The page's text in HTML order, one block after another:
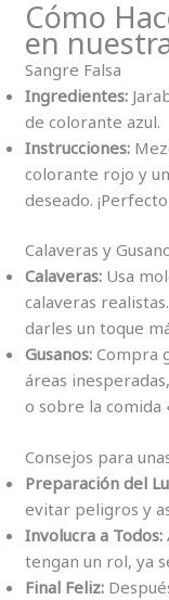
Cómo
en
Sangre Falsa
Ingredientes:
de colorante azul.
Instrucciones:
colorante rojo y
deseado.
Calaveras y
Calaveras: Usa
calaveras
darles un toque
Gusanos: Compra
áreas
o sobre la comida
Consejos para
Preparación del
evitar peligros y
Involucra a Todos:
tengan un rol, ya
Final Feliz: